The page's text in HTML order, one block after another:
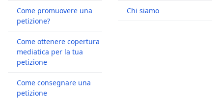
Come promuovere una
petizione?
Come ottenere copertura
mediatica per la tua
petizione
Come consegnare una
petizione
Chi siamo